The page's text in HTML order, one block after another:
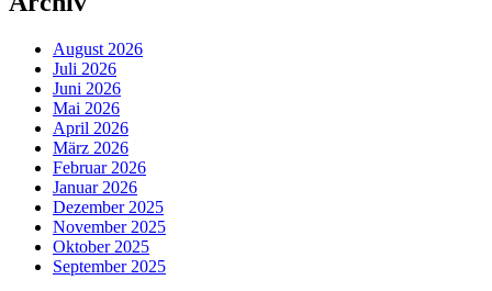
August 2026
Juli 2026
Juni 2026
Mai 2026
April 2026
März 2026
Februar 2026
Januar 2026
Dezember 2025
November 2025
Oktober 2025
September 2025